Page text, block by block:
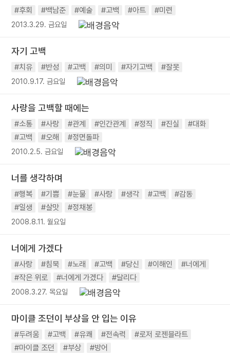
#후회 #백남준 #예술 #고백 #아트 #미련
2013.3.29. 금요일
자기 고백
#치유 #반성 #고백 #의미 #자기고백 #잘못
2010.9.17. 금요일
사랑을 고백할 때에는
#소통 #사랑 #관계 #인간관계 #정직 #진실
#대화
#고백
#오해 #정면돌파
2010.2.5. 금요일
너를 생각하며
#행복 #기쁨 #눈물 #사랑 #생각 #고백
#감동
#일생
#살맛 #정채봉
2008.8.11. 월요일
너에게 가겠다
#사랑 #침묵 #노래 #고백 #당신 #이해인
#너에게
#작은 위로
#너에게 가겠다 #달리다
2008.3.27. 목요일
마이클 조던이 부상을 안 입는 이유
#두려움 #고백 #유쾌 #전속력
#로저 로젠블라트
#마이클 조던
#부상 #방어